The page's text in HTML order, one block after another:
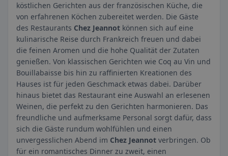
köstlichen Gerichten aus der französischen Küche, die
von erfahrenen Köchen zubereitet werden. Die Gäste
des Restaurants Chez Jeannot können sich auf eine
kulinarische Reise durch Frankreich freuen und dabei
die feinen Aromen und die hohe Qualität der Zutaten
genießen. Von klassischen Gerichten wie Coq au Vin und
Bouillabaisse bis hin zu raffinierten Kreationen des
Hauses ist für jeden Geschmack etwas dabei. Darüber
hinaus bietet das Restaurant eine Auswahl an erlesenen
Weinen, die perfekt zu den Gerichten harmonieren. Das
freundliche und aufmerksame Personal sorgt dafür, dass
sich die Gäste rundum wohlfühlen und einen
unvergesslichen Abend im Chez Jeannot verbringen. Ob
für ein romantisches Dinner zu zweit, einen